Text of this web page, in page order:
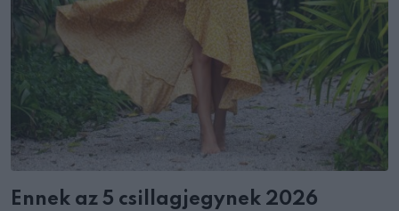
Ennek az 5 csillagjegynek 2026